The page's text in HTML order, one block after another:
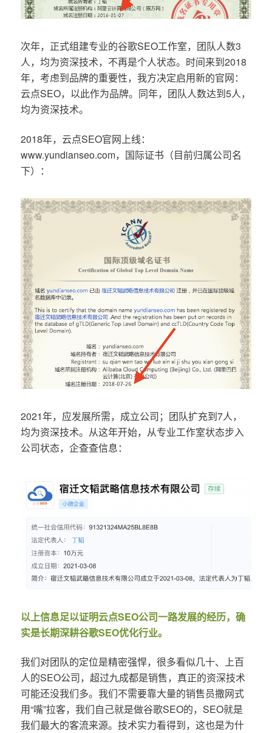
次年，正式组建专业的谷歌SEO工作室，团队人数3
人，均为资深技术，不再是个人状态。时间来到2018
年，考虑到品牌的重要性，我方决定启用新的官网：
云点SEO，以此作为品牌。同年，团队人数达到5人，
均为资深技术。
2018年，云点SEO官网上线：
www.yundianseo.com，国际证书（目前归属公司名
下）：
2021年，应发展所需，成立公司；团队扩充到7人，
均为资深技术。从这年开始，从专业工作室状态步入
公司状态，企查查信息：
以上信息足以证明云点SEO公司一路发展的经历，确
实是长期深耕谷歌SEO优化行业。
我们对团队的定位是精密强悍，很多看似几十、上百
人的SEO公司，超过九成都是销售，真正的资深技术
可能还没我们多。我们不需要靠大量的销售员撒网式
用“嘴”拉客，我们自己就是做谷歌SEO的，SEO就是
我们最大的客流来源。技术实力看得到，这也是为什